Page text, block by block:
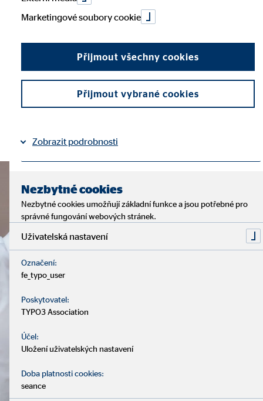
Marketingové soubory cookie
Přijmout všechny cookies
Přijmout vybrané cookies
Zobrazit podrobnosti
Nezbytné cookies
Nezbytné cookies umožňují základní funkce a jsou potřebné pro
správné fungování webových stránek.
Uživatelská nastavení
Označení:
fe_typo_user
Poskytovatel:
TYPO3 Association
Účel:
Uložení uživatelských nastavení
Doba platnosti cookies:
seance